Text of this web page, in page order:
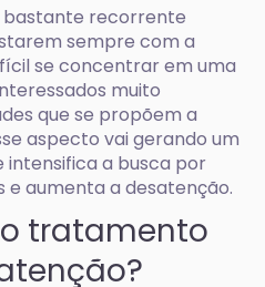
bastante recorrente
sempre com a
se concentrar em uma
muito
que se propõem a
aspecto vai gerando um
intensifica a busca por
e aumenta a desatenção.
tratamento